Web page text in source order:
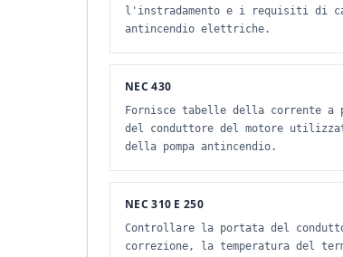
l'instradamento e i requisiti di
antincendio elettriche.
NEC 430
Fornisce tabelle della corrente a
del conduttore del motore
della pompa antincendio.
NEC 310 E 250
Controllare la portata del
correzione, la temperatura del